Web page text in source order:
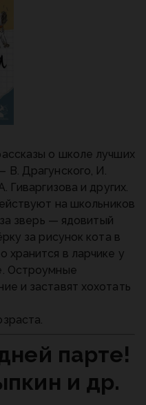
о школе лучших
В. Драгунского, И.
Гиваргизова и других.
на школьников
зверь — ядовитый
за рисунок кота в
хранится в ларчике у
Остроумные
и заставят хохотать
парте!
и др.